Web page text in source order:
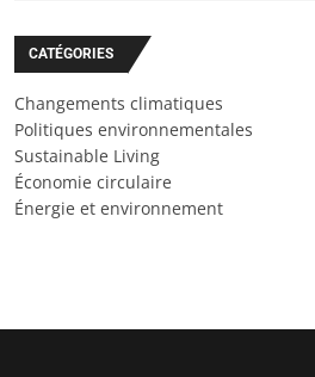
CATÉGORIES
Changements climatiques
Politiques environnementales
Sustainable Living
Économie circulaire
Énergie et environnement